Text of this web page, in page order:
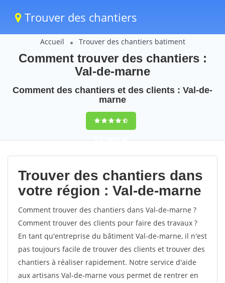
Trouver des chantiers
Accueil Trouver des chantiers batiment
Comment trouver des chantiers :
Val-de-marne
Comment des chantiers et des clients : Val-de-
marne
9,5(100%)38
votes
Trouver des chantiers dans
votre région : Val-de-marne
Comment trouver des chantiers dans Val-de-marne ?
Comment trouver des clients pour faire des travaux ?
En tant qu'entreprise du bâtiment Val-de-marne, il n'est
pas toujours facile de trouver des clients et trouver des
chantiers à réaliser rapidement. Notre service d'aide
aux artisans Val-de-marne vous permet de rentrer en